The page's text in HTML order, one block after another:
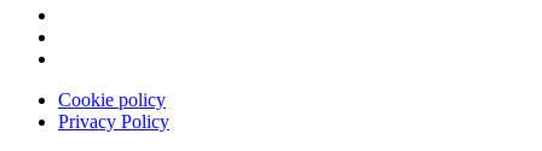
Cookie policy
Privacy Policy